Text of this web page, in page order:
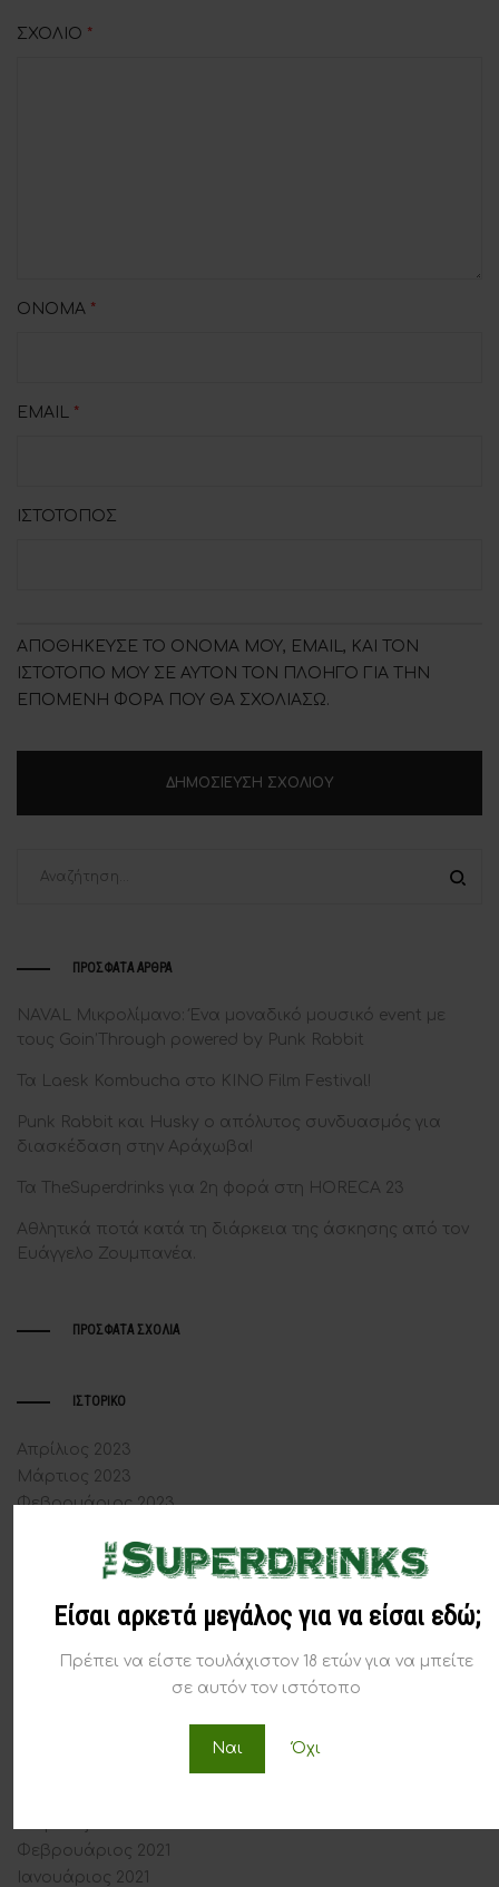
Είσαι αρκετά μεγάλος για να είσαι εδώ;
Πρέπει να είστε τουλάχιστον 18 ετών για να μπείτε
σε αυτόν τον ιστότοπο
Ναι Όχι
ΣΧΌΛΙΟ *
ΌΝΟΜΑ *
EMAIL *
ΙΣΤΌΤΟΠΟΣ
ΑΠΟΘΉΚΕΥΣΕ ΤΟ ΌΝΟΜΆ ΜΟΥ, EMAIL, ΚΑΙ ΤΟΝ
ΙΣΤΌΤΟΠΟ ΜΟΥ ΣΕ ΑΥΤΌΝ ΤΟΝ ΠΛΟΗΓΌ ΓΙΑ ΤΗΝ
ΕΠΌΜΕΝΗ ΦΟΡΆ ΠΟΥ ΘΑ ΣΧΟΛΙΆΣΩ.
ΠΡΌΣΦΑΤΑ ΆΡΘΡΑ
NAVAL Μικρολίμανο: Ένα μοναδικό μουσικό event με
τους Goin’Through powered by Punk Rabbit
Τα Laesk Kombucha στο ΚΙΝΟ Film Festival!
Punk Rabbit και Husky ο απόλυτος συνδυασμός για
διασκέδαση στην Αράχωβα!
Τα TheSuperdrinks για 2η φορά στη HORECA 23
Αθλητικά ποτά κατά τη διάρκεια της άσκησης από τον
Ευάγγελο Ζουμπανέα.
ΠΡΌΣΦΑΤΑ ΣΧΌΛΙΑ
ΙΣΤΟΡΙΚΌ
Απρίλιος 2023
Μάρτιος 2023
Φεβρουάριος 2023
Δεκέμβριος 2022
Νοέμβριος 2022
Νοέμβριος 2021
Σεπτέμβριος 2021
Φεβρουάριος 2021
Ιανουάριος 2021